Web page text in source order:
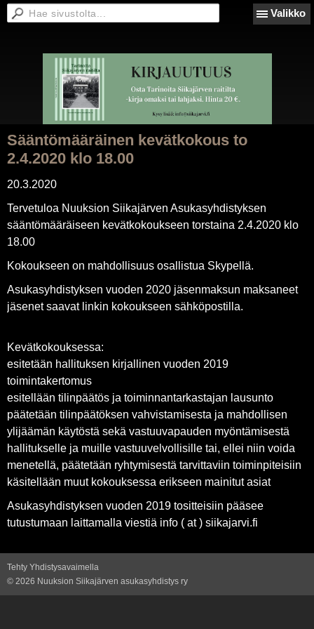
Valikko
Sääntömääräinen kevätkokous to
2.4.2020 klo 18.00
20.3.2020
Tervetuloa Nuuksion Siikajärven Asukasyhdistyksen
sääntömääräiseen kevätkokoukseen torstaina 2.4.2020 klo
18.00
Kokoukseen on mahdollisuus osallistua Skypellä.
Asukasyhdistyksen vuoden 2020 jäsenmaksun maksaneet
jäsenet saavat linkin kokoukseen sähköpostilla.
Kevätkokouksessa:
esitetään hallituksen kirjallinen vuoden 2019
toimintakertomus
esitellään tilinpäätös ja toiminnantarkastajan lausunto
päätetään tilinpäätöksen vahvistamisesta ja mahdollisen
ylijäämän käytöstä sekä vastuuvapauden myöntämisestä
hallitukselle ja muille vastuuvelvollisille tai, ellei niin voida
menetellä, päätetään ryhtymisestä tarvittaviin toiminpiteisiin
käsitellään muut kokouksessa erikseen mainitut asiat
Asukasyhdistyksen vuoden 2019 tositteisiin pääsee
tutustumaan laittamalla viestiä info ( at ) siikajarvi.fi
Tehty Yhdistysavaimella
© 2026 Nuuksion Siikajärven asukasyhdistys ry